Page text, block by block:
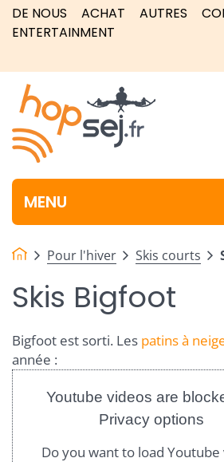
DE NOUS ACHAT AUTRES
ENTERTAINMENT
MENU
Pour l'hiver Skis courts
Skis Bigfoot
Bigfoot est sorti. Les patins à
année :
Youtube videos are
Privacy options
Do you want to load Youtube